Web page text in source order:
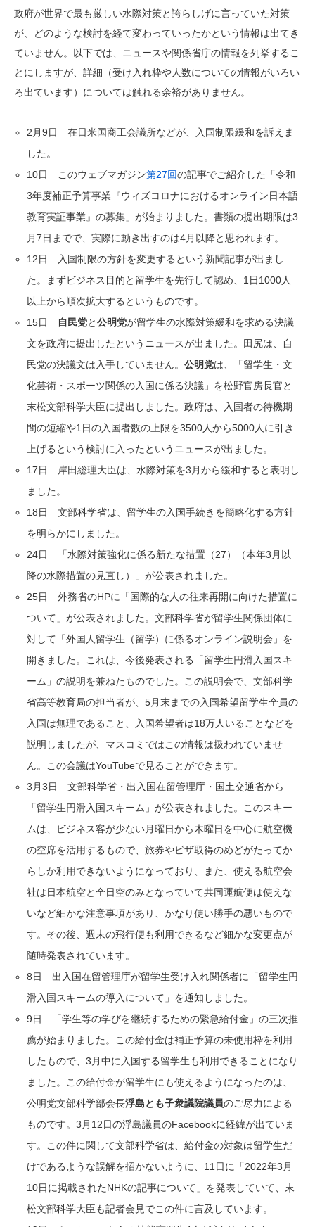
政府が世界で最も厳しい水際対策と誇らしげに言っていた対策
が、どのような検討を経て変わっていったかという情報は出てき
ていません。以下では、ニュースや関係省庁の情報を列挙するこ
とにしますが、詳細（受け入れ枠や人数についての情報がいろい
ろ出ています）については触れる余裕がありません。
2月9日 在日米国商工会議所などが、入国制限緩和を訴えま
した。
10日 このウェブマガジン第27回の記事でご紹介した「令和
3年度補正予算事業『ウィズコロナにおけるオンライン日本語
教育実証事業』の募集」が始まりました。書類の提出期限は3
月7日までで、実際に動き出すのは4月以降と思われます。
12日 入国制限の方針を変更するという新聞記事が出まし
た。まずビジネス目的と留学生を先行して認め、1日1000人
以上から順次拡大するというものです。
15日
自民党と公明党が留学生の水際対策緩和を求める決議
文を政府に提出したというニュースが出ました。田尻は、自
民党の決議文は入手していません。公明党は、「留学生・文
化芸術・スポーツ関係の入国に係る決議」を松野官房長官と
末松文部科学大臣に提出しました。政府は、入国者の待機期
間の短縮や1日の入国者数の上限を3500人から5000人に引き
上げるという検討に入ったというニュースが出ました。
17日 岸田総理大臣は、水際対策を3月から緩和すると表明し
ました。
18日 文部科学省は、留学生の入国手続きを簡略化する方針
を明らかにしました。
24日 「水際対策強化に係る新たな措置（27）（本年3月以
降の水際措置の見直し）」が公表されました。
25日 外務省のHPに「国際的な人の往来再開に向けた措置に
ついて」が公表されました。文部科学省が留学生関係団体に
対して「外国人留学生（留学）に係るオンライン説明会」を
開きました。これは、今後発表される「留学生円滑入国スキ
ーム」の説明を兼ねたものでした。この説明会で、文部科学
省高等教育局の担当者が、5月末までの入国希望留学生全員の
入国は無理であること、入国希望者は18万人いることなどを
説明しましたが、マスコミではこの情報は扱われていませ
ん。この会議はYouTubeで見ることができます。
3月3日 文部科学省・出入国在留管理庁・国土交通省から
「留学生円滑入国スキーム」が公表されました。このスキー
ムは、ビジネス客が少ない月曜日から木曜日を中心に航空機
の空席を活用するもので、旅券やビザ取得のめどがたってか
らしか利用できないようになっており、また、使える航空会
社は日本航空と全日空のみとなっていて共同運航便は使えな
いなど細かな注意事項があり、かなり使い勝手の悪いもので
す。その後、週末の飛行便も利用できるなど細かな変更点が
随時発表されています。
8日 出入国在留管理庁が留学生受け入れ関係者に「留学生円
滑入国スキームの導入について」を通知しました。
9日 「学生等の学びを継続するための緊急給付金」の三次推
薦が始まりました。この給付金は補正予算の未使用枠を利用
したもので、3月中に入国する留学生も利用できることになり
ました。この給付金が留学生にも使えるようになったのは、
公明党文部科学部会長浮島とも子衆議院議員のご尽力による
ものです。3月12日の浮島議員のFacebookに経緯が出ていま
す。この件に関して文部科学省は、給付金の対象は留学生だ
けであるような誤解を招かないように、11日に「2022年3月
10日に掲載されたNHKの記事について」を発表していて、末
松文部科学大臣も記者会見でこの件に言及しています。